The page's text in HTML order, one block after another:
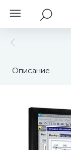
Описание